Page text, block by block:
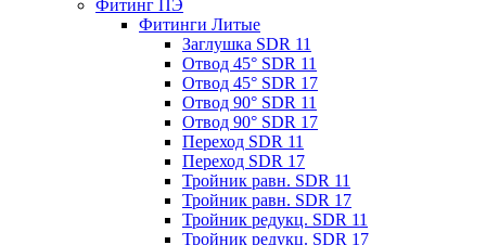
Фитинг ПЭ
Фитинги Литые
Заглушка SDR 11
Отвод 45° SDR 11
Отвод 45° SDR 17
Отвод 90° SDR 11
Отвод 90° SDR 17
Переход SDR 11
Переход SDR 17
Тройник равн. SDR 11
Тройник равн. SDR 17
Тройник редукц. SDR 11
Тройник редукц. SDR 17